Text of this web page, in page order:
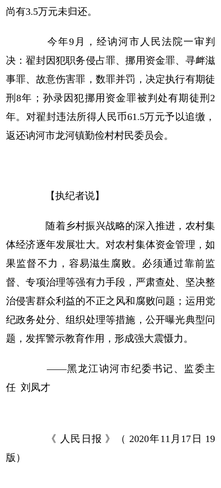
尚有3.5万元未归还。
今年9月，经讷河市人民法院一审判
决：翟封因犯职务侵占罪、挪用资金罪、寻衅滋
事罪、故意伤害罪，数罪并罚，决定执行有期徒
刑8年；孙录因犯挪用资金罪被判处有期徒刑2
年。对翟封违法所得人民币61.5万元予以追缴，
返还讷河市龙河镇勤俭村村民委员会。
【执纪者说】
随着乡村振兴战略的深入推进，农村集
体经济逐年发展壮大。对农村集体资金管理，如
果监督不力，容易滋生腐败。必须通过靠前监
督、专项治理等强有力手段，严肃查处、坚决整
治侵害群众利益的不正之风和腐败问题；运用党
纪政务处分、组织处理等措施，公开曝光典型问
题，发挥警示教育作用，形成强大震慑力。
——黑龙江讷河市纪委书记、监委主
任 刘凤才
《 人民日报 》（ 2020年11月17日 19
版）